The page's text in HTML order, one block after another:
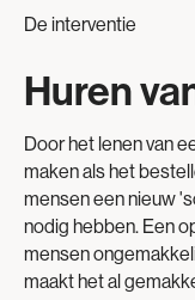
De interventie
Huren
Door het lenen van
maken als het
mensen een nieuw
nodig hebben. Een
mensen
maakt het al